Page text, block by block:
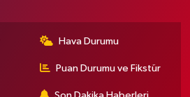
Hava Durumu
Puan Durumu ve Fikstür